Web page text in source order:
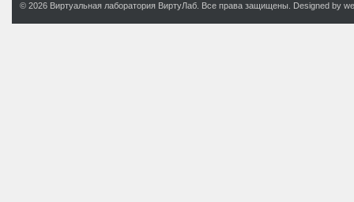
© 2026 Виртуальная лаборатория ВиртуЛаб. Все права защищены. Designed by